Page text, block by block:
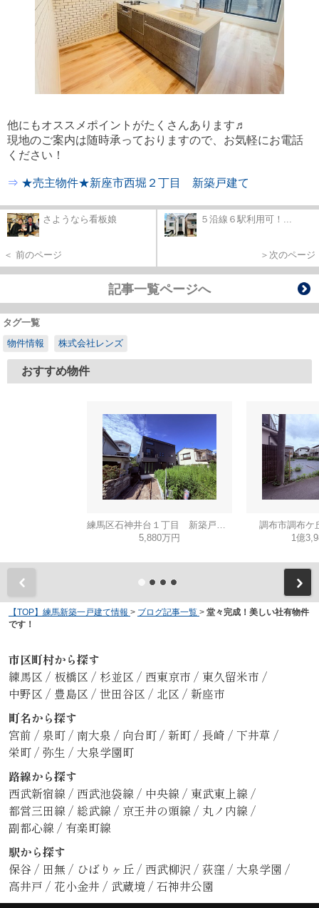
他にもオススメポイントがたくさんあります♬
現地のご案内は随時承っておりますので、お気軽にお電話
ください！
⇒ ★売主物件★新座市西堀２丁目 新築戸建て
さようなら看板娘
＜ 前のページ
５沿線６駅利用可！...
＞次のページ
記事一覧ページへ
タグ一覧
物件情報
株式会社レンズ
おすすめ物件
5,880万円
調布市調布
1億
【TOP】練馬新築一戸建て情報 > ブログ記事一覧 > 堂々完成！美しい社有物件
です！
市区町村から探す
練馬区 / 板橋区 / 杉並区 / 西東京市 / 東久留米市 /
中野区 / 豊島区 / 世田谷区 / 北区 / 新座市
町名から探す
宮前 / 泉町 / 南大泉 / 向台町 / 新町 / 長崎 / 下井草 /
栄町 / 弥生 / 大泉学園町
路線から探す
西武新宿線 / 西武池袋線 / 中央線 / 東武東上線 /
都営三田線 / 総武線 / 京王井の頭線 / 丸ノ内線 /
副都心線 / 有楽町線
駅から探す
保谷 / 田無 / ひばりヶ丘 / 西武柳沢 / 荻窪 / 大泉学園 /
高井戸 / 花小金井 / 武蔵境 / 石神井公園